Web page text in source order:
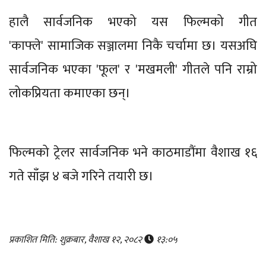
हालै सार्वजनिक भएको यस फिल्मको गीत
'काफ्ले' सामाजिक सञ्जालमा निकै चर्चामा छ। यसअघि
सार्वजनिक भएका 'फूल' र 'मखमली' गीतले पनि राम्रो
लोकप्रियता कमाएका छन्।
फिल्मको ट्रेलर सार्वजनिक भने काठमाडौंमा वैशाख १६
गते साँझ ४ बजे गरिने तयारी छ।
प्रकाशित मिति: शुक्रबार, वैशाख १२, २०८२ १३:०५